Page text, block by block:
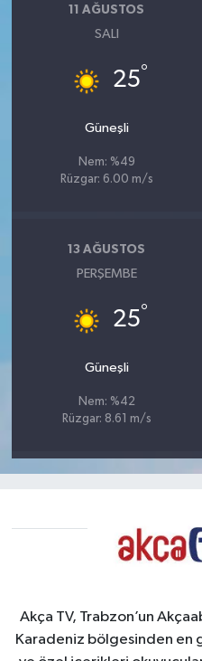
11 AĞUSTOS
SALI
25°
Güneşli
Nem: %49
Rüzgar: 6.00 m/s
13 AĞUSTOS
PERŞEMBE
25°
Güneşli
Nem: %42
Rüzgar: 8.61 m/s
Akça TV, Trabzon’un
Karadeniz bölgesinden en